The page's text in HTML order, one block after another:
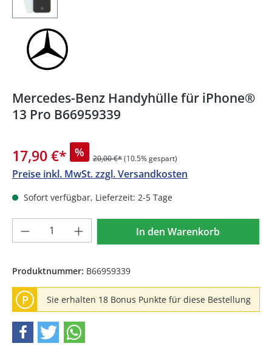
Mercedes-Benz Handyhülle für iPhone®
13 Pro B66959339
17,90 €* % 20,00 €*(10.5% gespart)
Preise inkl. MwSt. zzgl. Versandkosten
Sofort verfügbar, Lieferzeit: 2-5 Tage
Produkt Anzahl: Gib denIn den Warenkorb
Produktnummer: B66959339
P Sie erhalten 18 Bonus Punkte für diese Bestellung